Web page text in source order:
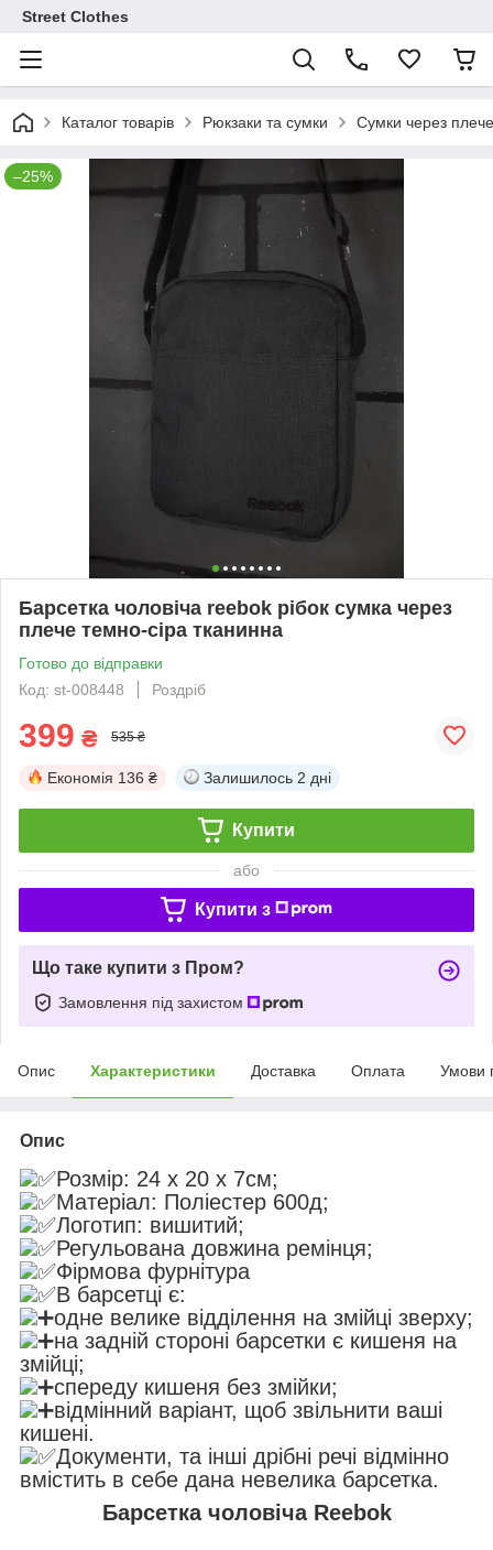
Street Clothes
Каталог товарів Рюкзаки та сумки Сумки через плече
–25%
Барсетка чоловіча reebok рібок сумка через
плече темно-сіра тканинна
Готово до відправки
Код: st-008448
Роздріб
399 ₴ 535 ₴
Економія 136 ₴ Залишилось 2 дні
Купити
або
Купити з
Що таке купити з Пром?
Замовлення під захистом
Опис Характеристики Доставка Оплата Умови
Опис
Розмір: 24 х 20 х 7см;
Матеріал: Поліестер 600д;
Логотип: вишитий;
Регульована довжина ремінця;
Фірмова фурнітура
В барсетці є:
одне велике відділення на змійці зверху;
на задній стороні барсетки є кишеня на
змійці;
спереду кишеня без змійки;
відмінний варіант, щоб звільнити ваші
кишені.
Документи, та інші дрібні речі відмінно
вмістить в себе дана невелика барсетка.
Барсетка чоловіча Reebok